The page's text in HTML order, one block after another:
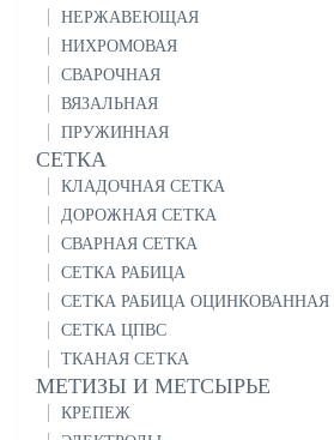
НЕРЖАВЕЮЩАЯ
НИХРОМОВАЯ
СВАРОЧНАЯ
ВЯЗАЛЬНАЯ
ПРУЖИННАЯ
СЕТКА
КЛАДОЧНАЯ СЕТКА
ДОРОЖНАЯ СЕТКА
СВАРНАЯ СЕТКА
СЕТКА РАБИЦА
СЕТКА РАБИЦА ОЦИНКОВАННАЯ
СЕТКА ЦПВС
ТКАНАЯ СЕТКА
МЕТИЗЫ И МЕТСЫРЬЕ
КРЕПЕЖ